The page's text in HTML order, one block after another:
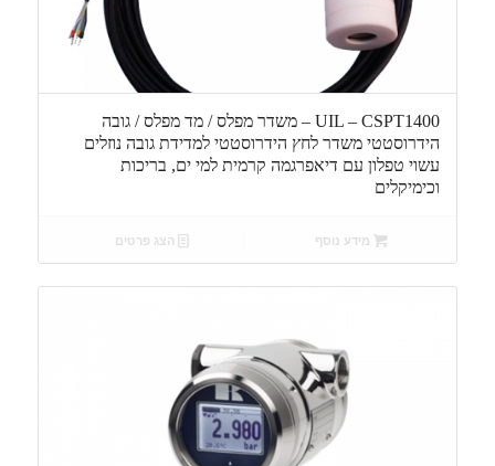
UIL – CSPT1400 – משדר מפלס / מד מפלס / גובה
הידרוסטטי משדר לחץ הידרוסטטי למדידת גובה נוזלים
עשוי טפלון עם דיאפרגמה קרמית למי ים, בריכות
וכימיקלים
מידע נוסף הצג פרטים